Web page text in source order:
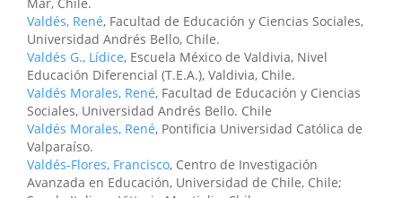
Valdés, René, Facultad de Educación y Ciencias Sociales,
Universidad Andrés Bello, Chile.
Valdés G., Lídice, Escuela México de Valdivia, Nivel
Educación Diferencial (T.E.A.), Valdivia, Chile.
Valdés Morales, René, Facultad de Educación y Ciencias
Sociales, Universidad Andrés Bello. Chile
Valdés Morales, René, Pontificia Universidad Católica de
Valparaíso.
Valdés-Flores, Francisco, Centro de Investigación
Avanzada en Educación, Universidad de Chile, Chile;